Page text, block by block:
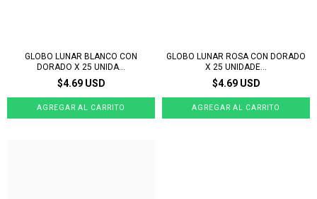
GLOBO LUNAR BLANCO CON
DORADO X 25 UNIDA...
$4.69 USD
GLOBO LUNAR ROSA CON DORADO
X 25 UNIDADE...
$4.69 USD